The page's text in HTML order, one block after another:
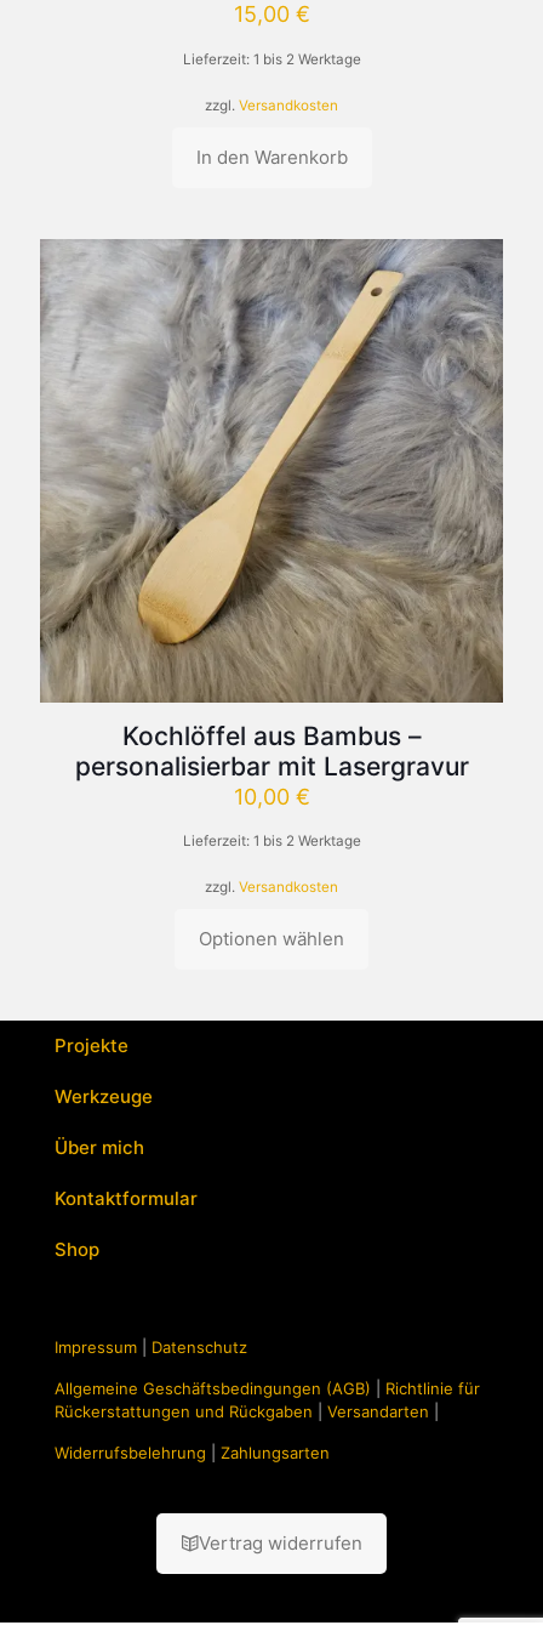
15,00 €
Lieferzeit: 1 bis 2 Werktage
zzgl. Versandkosten
In den Warenkorb
Kochlöffel aus Bambus –
personalisierbar mit Lasergravur
10,00 €
Lieferzeit: 1 bis 2 Werktage
zzgl. Versandkosten
Optionen wählen
Dieses
mehrere
Produktseite
Projekte
Werkzeuge
Über mich
Kontaktformular
Shop
Impressum Datenschutz
Allgemeine Geschäftsbedingungen (AGB)
Richtlinie für
Rückerstattungen und Rückgaben
Versandarten
Widerrufsbelehrung Zahlungsarten
Vertrag widerrufen